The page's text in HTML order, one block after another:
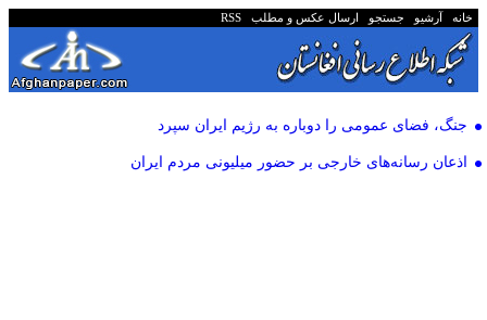
خانه آرشیو جستجو ارسال عکس و مطلب RSS
جنگ، فضای عمومی را دوباره به رژیم ایران سپرد
اذعان رسانه‌های خارجی بر حضور میلیونی مردم ایران